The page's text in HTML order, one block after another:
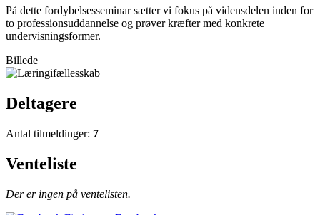
På dette fordybelsesseminar sætter vi fokus på vidensdelen inden for
to professionsuddannelse og prøver kræfter med konkrete
undervisningsformer.
Billede
Deltagere
Antal tilmeldinger: 7
Venteliste
Der er ingen på ventelisten.